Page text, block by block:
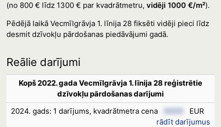
(no 800 € līdz 1300 € par kvadrātmetru, vidēji 1000 €/m²).
Pēdējā laikā Vecmīlgrāvja 1. līnija 28 fiksēti vidēji pieci līdz
desmit dzīvokļu pārdošanas piedāvājumi gadā.
Reālie darījumi
Kopš 2022. gada Vecmīlgrāvja 1. līnija 28 reģistrētie
dzīvokļu pārdošanas darījumi
2024. gads: 1 darījums, kvadrātmetra cena
XXXX
EUR
rādīt darījumus